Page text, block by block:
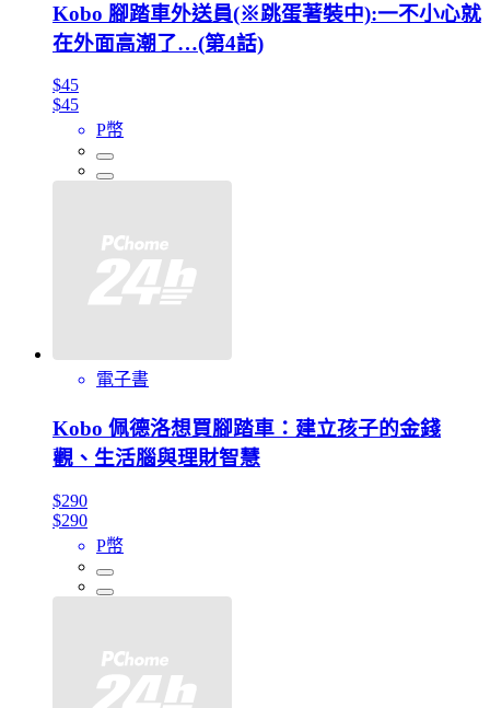
Kobo 腳踏車外送員(※跳蛋著裝中):一不小心就
在外面高潮了…(第4話)
$45
$45
P幣
電子書
Kobo 佩德洛想買腳踏車：建立孩子的金錢
觀、生活腦與理財智慧
$290
$290
P幣